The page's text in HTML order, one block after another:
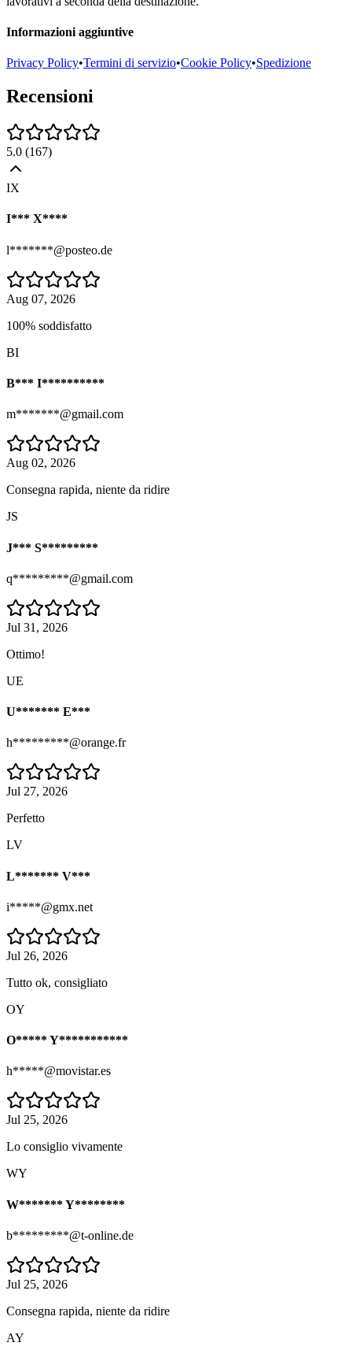
Informazioni aggiuntive
Privacy Policy•Termini di servizio•Cookie Policy•Spedizione
Recensioni
5.0 (167)
IX
I*** X****
l*******@posteo.de
Aug 07, 2026
100% soddisfatto
BI
B*** I**********
m*******@gmail.com
Aug 02, 2026
Consegna rapida, niente da ridire
JS
J*** S*********
q*********@gmail.com
Jul 31, 2026
Ottimo!
UE
U******* E***
h*********@orange.fr
Jul 27, 2026
Perfetto
LV
L******* V***
i*****@gmx.net
Jul 26, 2026
Tutto ok, consigliato
OY
O***** Y***********
h*****@movistar.es
Jul 25, 2026
Lo consiglio vivamente
WY
W******* Y********
b*********@t-online.de
Jul 25, 2026
Consegna rapida, niente da ridire
AY